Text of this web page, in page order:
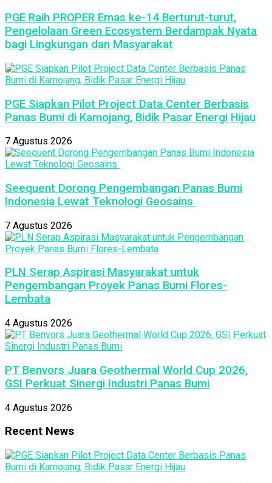
PGE Raih PROPER Emas ke-14 Berturut-turut,
Pengelolaan Green Ecosystem Berdampak Nyata
bagi Lingkungan dan Masyarakat
PGE Siapkan Pilot Project Data Center Berbasis
Panas Bumi di Kamojang, Bidik Pasar Energi Hijau
7 Agustus 2026
Seequent Dorong Pengembangan Panas Bumi
Indonesia Lewat Teknologi Geosains
7 Agustus 2026
PLN Serap Aspirasi Masyarakat untuk
Pengembangan Proyek Panas Bumi Flores-
Lembata
4 Agustus 2026
PT Benvors Juara Geothermal World Cup 2026,
GSI Perkuat Sinergi Industri Panas Bumi
4 Agustus 2026
Recent News